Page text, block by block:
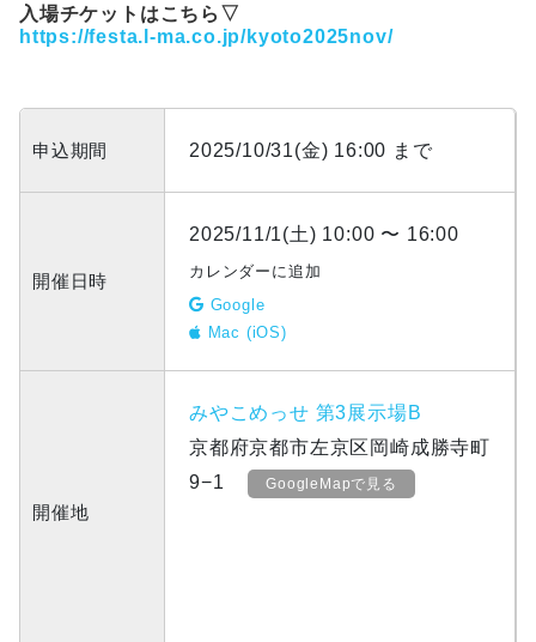
入場チケットはこちら▽
https://festa.l-ma.co.jp/kyoto2025nov/
申込期間 2025/10/31(金) 16:00 まで
開催日時
2025/11/1(土) 10:00 〜 16:00
カレンダーに追加
Google
Mac (iOS)
開催地
みやこめっせ 第3展示場B
京都府京都市左京区岡崎成勝寺町
9−1
GoogleMapで見る